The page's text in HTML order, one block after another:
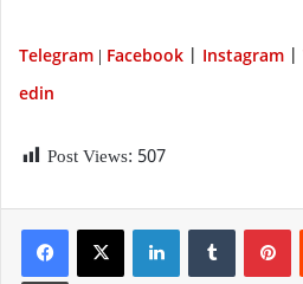
Telegram | Facebook Instagram
edin
Post Views: 507